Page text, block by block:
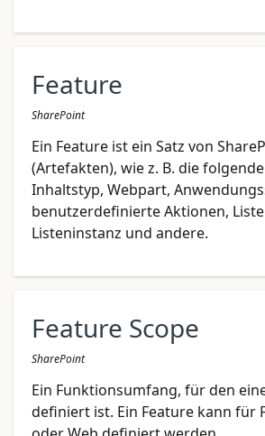
Feature
SharePoint
Ein Feature ist ein Satz von
(Artefakten), wie z. B. die
Inhaltstyp, Webpart,
benutzerdefinierte Aktionen,
Listeninstanz und andere.
Feature Scope
SharePoint
Ein Funktionsumfang, für den
definiert ist. Ein Feature kann für